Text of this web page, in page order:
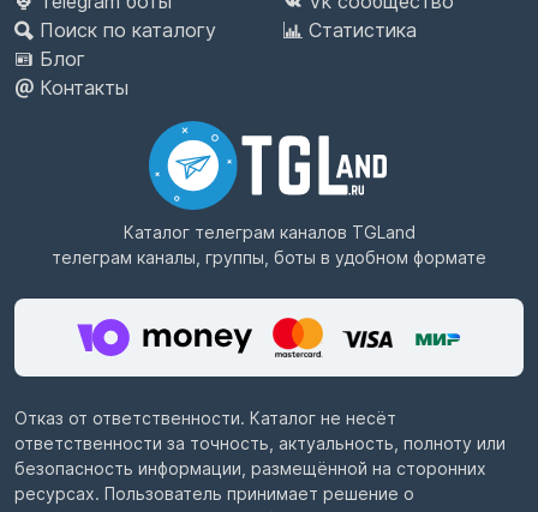
Поиск по каталогу
Блог
Контакты
Статистика
Каталог телеграм каналов TGLand
телеграм каналы, группы, боты в удобном формате
Отказ от ответственности. Каталог не несёт
ответственности за точность, актуальность, полноту или
безопасность информации, размещённой на сторонних
ресурсах. Пользователь принимает решение о